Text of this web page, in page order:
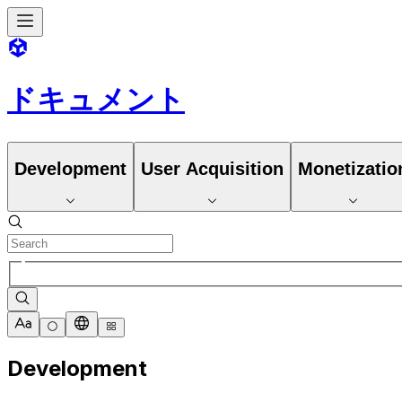
ドキュメント
Development User Acquisition
Development